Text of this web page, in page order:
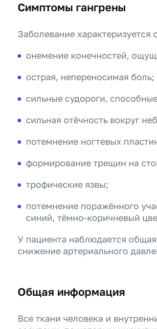
Симптомы гангрены
Заболевание
онемение конечностей,
острая, непереносимая боль;
сильные судороги,
сильная отёчность вокруг
потемнение ногтевых
формирование трещин на
трофические язвы;
потемнение поражённого
синий, тёмно-коричневый
У пациента наблюдается
снижение артериального
Общая информация
Все ткани человека и